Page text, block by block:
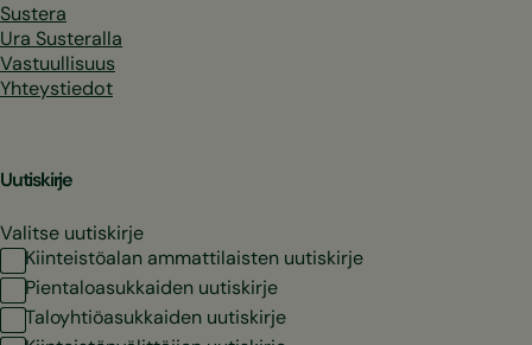
Sustera
Ura Susteralla
Vastuullisuus
Yhteystiedot
Uutiskirje
Valitse uutiskirje
Kiinteistöalan ammattilaisten uutiskirje
Pientaloasukkaiden uutiskirje
Taloyhtiöasukkaiden uutiskirje